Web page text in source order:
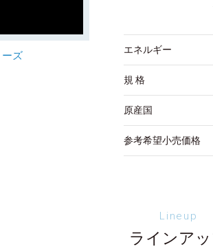
ズ エネルギー
規 格
原産国
参考希望小売価格
Lineup
ラインア